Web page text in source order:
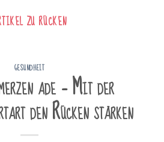
ZU RÜCKEN
GESUNDHEIT
ade – Mit der
den Rücken stärken